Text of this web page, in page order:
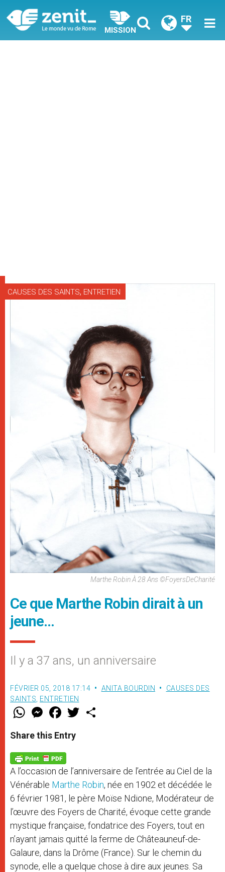
MISSION
FR
CAUSES DES SAINTS, ENTRETIEN
Marthe Robin À 28 Ans ©FoyersDeCharité
Ce que Marthe Robin dirait à un
jeune…
Il y a 37 ans, un anniversaire
FÉVRIER 05, 2018 17:14 ANITA BOURDIN
CAUSES DES
SAINTS ENTRETIEN
W
t
s
p
p
M
e
s
e
g
e
r
F
a
e
b
o
k
w
Share this Entry
A l’occasion de l’anniversaire de l’entrée au Ciel de la
Vénérable Marthe Robin, née en 1902 et décédée le
6 février 1981, le père Moïse Ndione, Modérateur de
l’œuvre des Foyers de Charité, évoque cette grande
mystique française, fondatrice des Foyers, tout en
n’ayant jamais quitté la ferme de Châteauneuf-de-
Galaure, dans la Drôme (France). Sur le chemin du
synode, elle a quelque chose à dire aux jeunes. Sa